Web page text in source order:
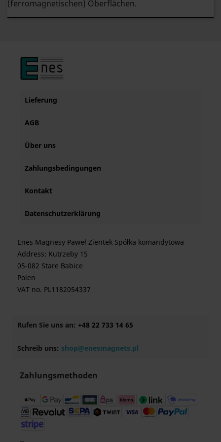
(ferromagnetischen) Oberflächen.
Lieferung
AGB
Über uns
Zahlungsbedingungen
Kontakt
Datenschutzerklärung
Enes Magnesy Paweł Zientek Spółka komandytowa
Address: Kutrzeby 15
05-082 Stare Babice
Polen
VAT no. PL1182054337
Rufen Sie uns an: +48 22 733 14 65
Schreib uns: shop@enesmagnets.pl
Zahlungsmethoden